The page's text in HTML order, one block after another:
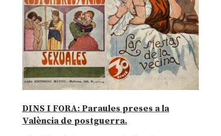
DINS I FORA: Paraules preses a la
València de postguerra.